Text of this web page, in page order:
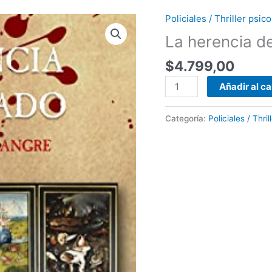
Policiales / Thriller
La herencia
$4.799,00
La
herencia
del
pecado
-
Emiliano
Negre
cantidad
Añadir al
Categoría: Policiales /